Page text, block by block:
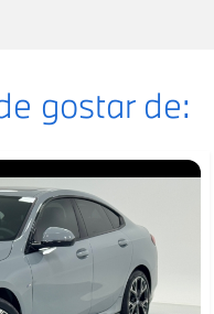
gostar de: